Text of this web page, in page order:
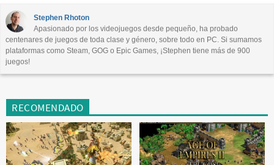
Otro
Stephen Rhoton
Apasionado por los videojuegos desde pequeño, ha probado
centenares de juegos de toda clase y género, sobre todo en PC. Si sumamos
plataformas como Steam, GOG o Epic Games, ¡Stephen tiene más de 900
juegos!
RECOMENDADO